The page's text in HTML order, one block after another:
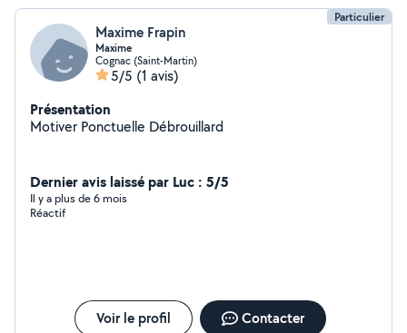
Particulier
Maxime Frapin
Maxime
Cognac (Saint-Martin)
5/5 (1 avis)
Présentation
Motiver Ponctuelle Débrouillard
Dernier avis laissé par Luc : 5/5
Il y a plus de 6 mois
Réactif
Voir le profil Contacter